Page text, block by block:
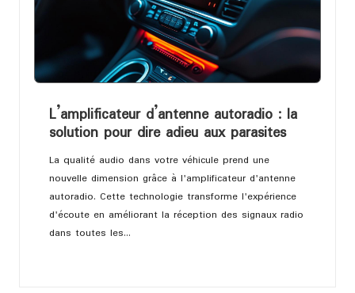
L’amplificateur d’antenne autoradio : la
solution pour dire adieu aux parasites
La qualité audio dans votre véhicule prend une
nouvelle dimension grâce à l'amplificateur d'antenne
autoradio. Cette technologie transforme l'expérience
d'écoute en améliorant la réception des signaux radio
dans toutes les…